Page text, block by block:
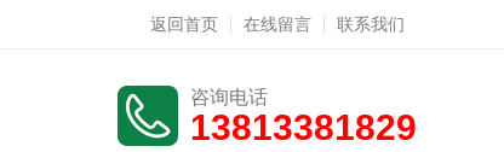
返回首页 在线留言 联系我们
咨询电话
13813381829